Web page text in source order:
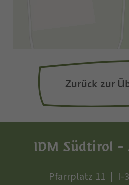
Zurück zur
IDM Südtirol -
Pfarrplatz 11
I-